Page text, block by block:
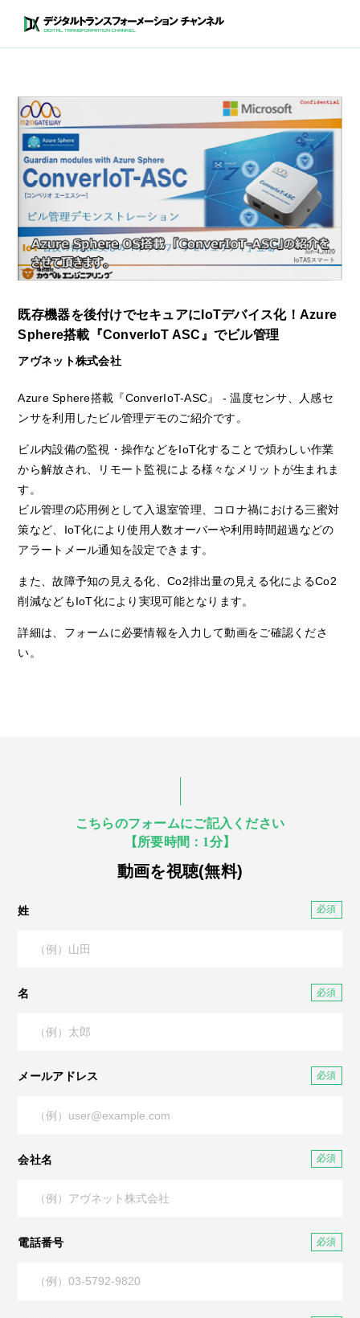
既存機器を後付けでセキュアにIoTデバイス化！Azure
Sphere搭載『ConverIoT ASC』でビル管理
アヴネット株式会社
Azure Sphere搭載『ConverIoT-ASC』 - 温度センサ、人感セ
ンサを利用したビル管理デモのご紹介です。
ビル内設備の監視・操作などをIoT化することで煩わしい作業
から解放され、リモート監視による様々なメリットが生まれま
す。
ビル管理の応用例として入退室管理、コロナ禍における三蜜対
策など、IoT化により使用人数オーバーや利用時間超過などの
アラートメール通知を設定できます。
また、故障予知の見える化、Co2排出量の見える化によるCo2
削減などもIoT化により実現可能となります。
詳細は、フォームに必要情報を入力して動画をご確認くださ
い。
こちらのフォームにご記入ください
【所要時間：1分】
動画を視聴(無料)
姓
名
メールアドレス
会社名
電話番号